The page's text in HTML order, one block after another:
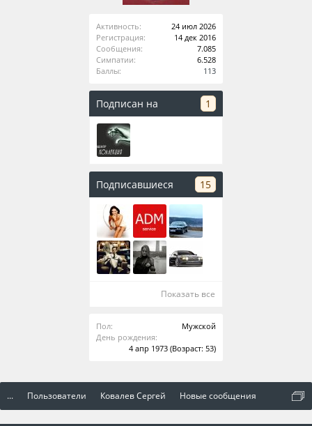
Активность:
24 июл 2026
Регистрация:
14 дек 2016
Сообщения:
7.085
Симпатии:
6.528
Баллы:
113
Подписан на 1
Подписавшиеся 15
Показать все
Пол:
Мужской
День рождения:
4 апр 1973 (Возраст: 53)
... Пользователи Ковалев Сергей Новые сообщения